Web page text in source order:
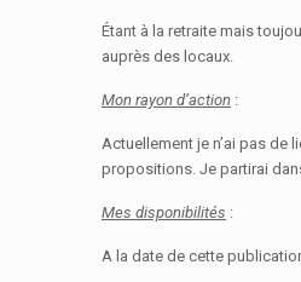
Étant à la retraite mais
auprès des locaux.
Mon rayon d’action :
Actuellement je n’ai pas de
propositions. Je partirai
Mes disponibilités :
A la date de cette